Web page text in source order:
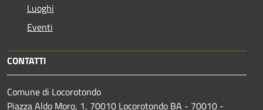
Luoghi
Eventi
CONTATTI
Comune di Locorotondo
Piazza Aldo Moro, 1, 70010 Locorotondo BA - 70010 -